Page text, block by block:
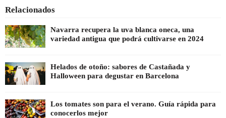
Relacionados
Navarra recupera la uva blanca oneca, una
variedad antigua que podrá cultivarse en 2024
Helados de otoño: sabores de Castañada y
Halloween para degustar en Barcelona
Los tomates son para el verano. Guía rápida para
conocerlos mejor